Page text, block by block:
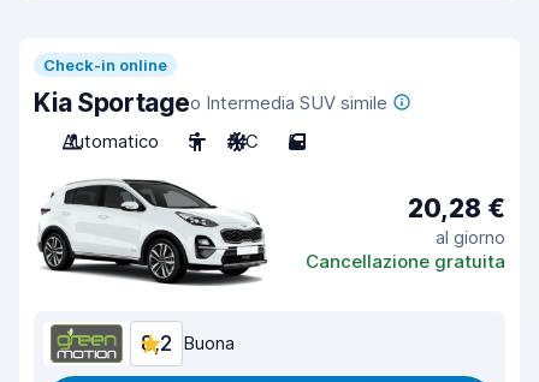
Check-in online
Kia Sportageo Intermedia SUV simile
Automatico
5 A/C 5
20,28 €
al giorno
Cancellazione gratuita
8,2 Buona